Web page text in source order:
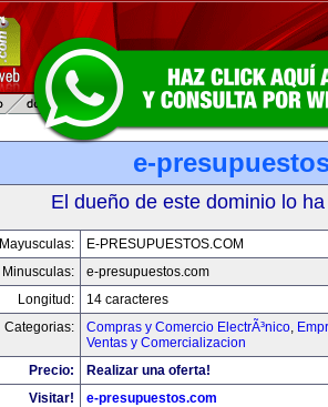
e-
El dueño de este dominio lo
Mayusculas:
E-PRESUPUESTOS.COM
Minusculas:
e-presupuestos.com
Longitud:
14 caracteres
Categorias:
Compras y Comercio ElectrÃ³nico,
Ventas y Comercializacion
Precio:
Realizar una oferta!
Visitar!
e-presupuestos.com